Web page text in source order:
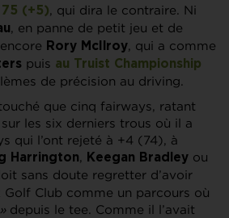
75 (+5), qui dira le contraire. Ni
, en panne de petit jeu et de
Rory McIlroy, qui a comme
puis au Truist Championship
de précision au driving.
que cinq fairways, ratant
les six derniers trous où il a
qui l’ont rejeté à +4 (74), à
Harrington, Keegan Bradley ou
sans doute regretter d’avoir
Golf Club comme un parcours où
depuis le tee. Comme il l’avait